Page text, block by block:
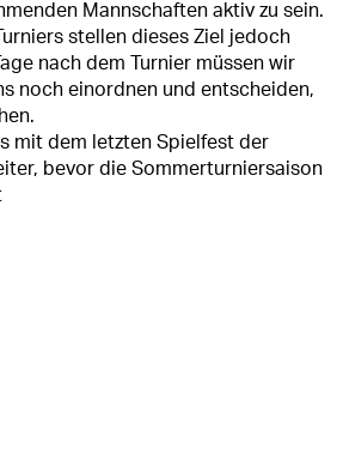
Mannschaften aktiv zu sein.
stellen dieses Ziel jedoch
nach dem Turnier müssen wir
noch einordnen und entscheiden,
mit dem letzten Spielfest der
bevor die Sommerturniersaison